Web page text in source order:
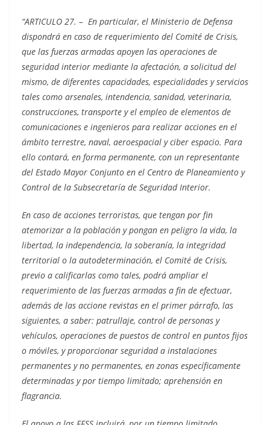
“ARTICULO 27. – En particular, el Ministerio de Defensa
dispondrá en caso de requerimiento del Comité de Crisis,
que las fuerzas armadas apoyen las operaciones de
seguridad interior mediante la afectación, a solicitud del
mismo, de diferentes capacidades, especialidades y servicios
tales como arsenales, intendencia, sanidad, veterinaria,
construcciones, transporte y el empleo de elementos de
comunicaciones e ingenieros para realizar acciones en el
ámbito terrestre, naval, aeroespacial y ciber espacio. Para
ello contará, en forma permanente, con un representante
del Estado Mayor Conjunto en el Centro de Planeamiento y
Control de la Subsecretaría de Seguridad Interior.
En caso de acciones terroristas, que tengan por fin
atemorizar a la población y pongan en peligro la vida, la
libertad, la independencia, la soberanía, la integridad
territorial o la autodeterminación, el Comité de Crisis,
previo a calificarlas como tales, podrá ampliar el
requerimiento de las fuerzas armadas a fin de efectuar,
además de las accione revistas en el primer párrafo, las
siguientes, a saber: patrullaje, control de personas y
vehículos, operaciones de puestos de control en puntos fijos
o móviles, y proporcionar seguridad a instalaciones
permanentes y no permanentes, en zonas específicamente
determinadas y por tiempo limitado; aprehensión en
flagrancia.